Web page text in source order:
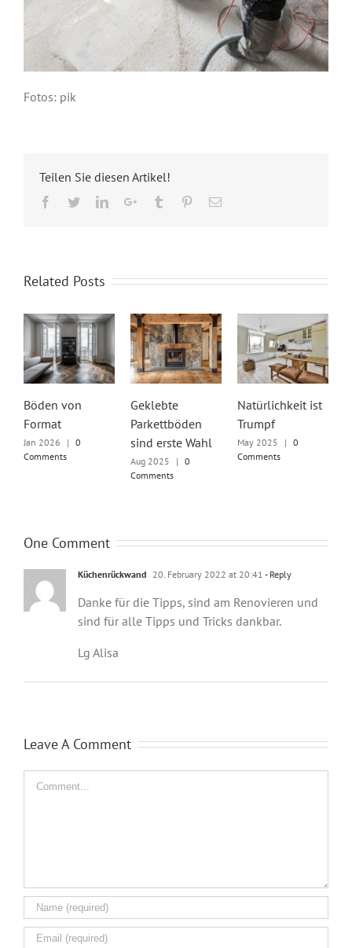
Fotos: pik
Teilen Sie diesen Artikel!
Facebook
TwitterLinkedInGoogle+Tumblr PinterestEmail
Related Posts
Böden von
Format
Jan 2026 | 0
Comments
Geklebte
Parkettböden
sind erste Wahl
Aug 2025 | 0
Comments
Natürlichkeit ist
Trumpf
May 2025 | 0
Comments
One Comment
Küchenrückwand 20. February 2022 at 20:41 - Reply
Danke für die Tipps, sind am Renovieren und
sind für alle Tipps und Tricks dankbar.
Lg Alisa
Leave A Comment
Comment